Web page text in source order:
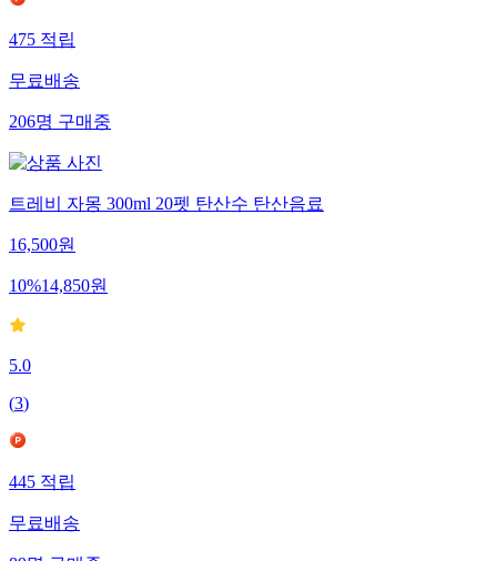
475 적립
무료배송
206명 구매중
트레비 자몽 300ml 20펫 탄산수 탄산음료
16,500원
10%14,850원
5.0
(3)
445 적립
무료배송